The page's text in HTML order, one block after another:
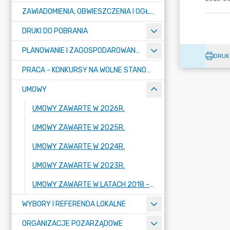
ZAWIADOMIENIA, OBWIESZCZENIA I OGŁOSZENIA
DRUKI DO POBRANIA
PLANOWANIE I ZAGOSPODAROWANIE PRZESTRZENNE
PRACA - KONKURSY NA WOLNE STANOWISKA
UMOWY
UMOWY ZAWARTE W 2026R.
UMOWY ZAWARTE W 2025R.
UMOWY ZAWARTE W 2024R.
UMOWY ZAWARTE W 2023R.
UMOWY ZAWARTE W LATACH 2018 - 2022
WYBORY I REFERENDA LOKALNE
ORGANIZACJE POZARZĄDOWE